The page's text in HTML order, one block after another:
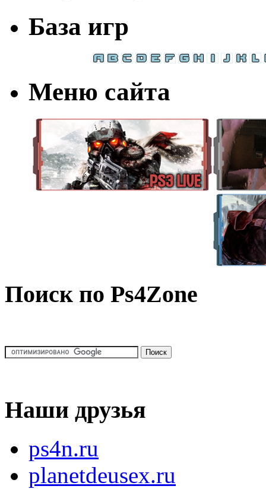
База игр
Меню сайта
Поиск по Ps4Zone
Наши друзья
ps4n.ru
planetdeusex.ru